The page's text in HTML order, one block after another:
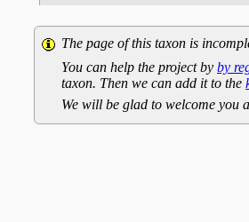
The page of this taxon is
You can help the project by by
taxon. Then we can add it to the
We will be glad to welcome